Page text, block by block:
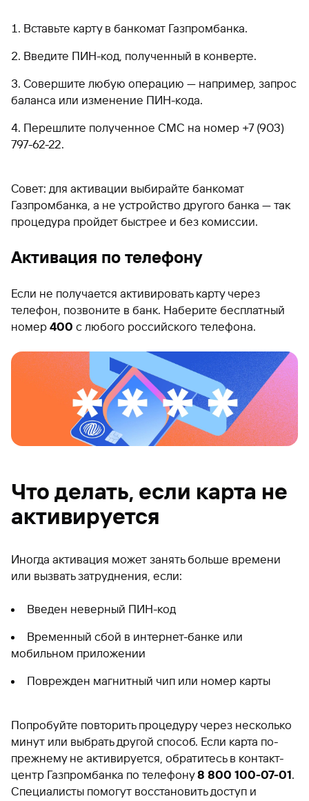
Вставьте карту в банкомат Газпромбанка.
Введите ПИН-код, полученный в конверте.
Совершите любую операцию — например, запрос
баланса или изменение ПИН-кода.
Перешлите полученное СМС на номер +7 (903)
797-62-22.
Совет: для активации выбирайте банкомат
Газпромбанка, а не устройство другого банка — так
процедура пройдет быстрее и без комиссии.
Активация по телефону
Если не получается активировать карту через
телефон, позвоните в банк. Наберите бесплатный
номер 400 с любого российского телефона.
Что делать, если карта не
активируется
Иногда активация может занять больше времени
или вызвать затруднения, если:
Введен неверный ПИН-код
Временный сбой в интернет-банке или
мобильном приложении
Поврежден магнитный чип или номер карты
Попробуйте повторить процедуру через несколько
минут или выбрать другой способ. Если карта по-
прежнему не активируется, обратитесь в контакт-
центр Газпромбанка по телефону8 800 100-07-01.
Специалисты помогут восстановить доступ и